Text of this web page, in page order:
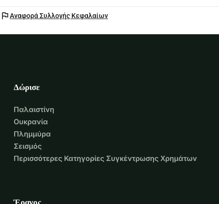
flagΑναφορά Συλλογής Κεφαλαίων
Δώρισε
Παλαιστίνη
Ουκρανία
Πλημμύρα
Σεισμός
Περισσότερες Κατηγορίες Συγκέντρωσης Χρημάτων
Έρανος